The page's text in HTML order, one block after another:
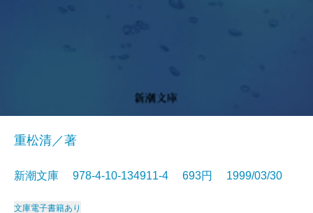
重松清／著
新潮文庫 978-4-10-134911-4 693円 1999/03/30
文庫電子書籍あり